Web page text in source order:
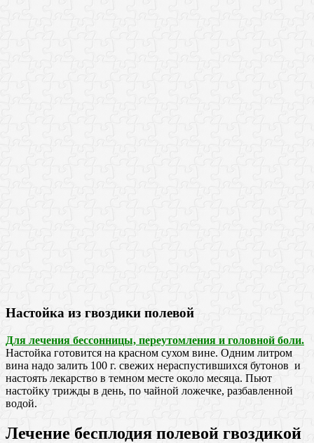
Настойка из гвоздики полевой
Для лечения бессонницы, переутомления и головной боли.
Настойка готовится на красном сухом вине. Одним литром
вина надо залить 100 г. свежих нераспустившихся бутонов и
настоять лекарство в темном месте около месяца. Пьют
настойку трижды в день, по чайной ложечке, разбавленной
водой.
Лечение бесплодия полевой гвоздикой